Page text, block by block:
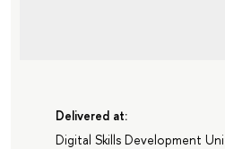
Delivered at:
Digital Skills Development